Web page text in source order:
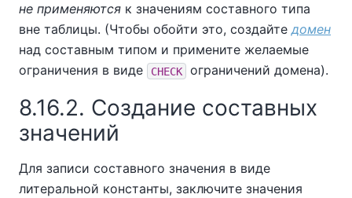
не применяются к значениям составного типа
вне таблицы. (Чтобы обойти это, создайтедомен
над составным типом и примените желаемые
ограничения в виде
CHECK ограничений домена).
8.16.2. Создание составных
значений
Для записи составного значения в виде
литеральной константы, заключите значения